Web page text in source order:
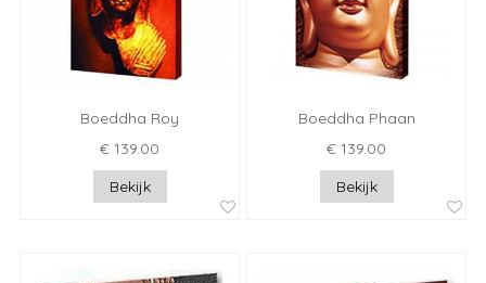
Boeddha Roy
€ 139.00
Bekijk
Boeddha Phaan
€ 139.00
Bekijk